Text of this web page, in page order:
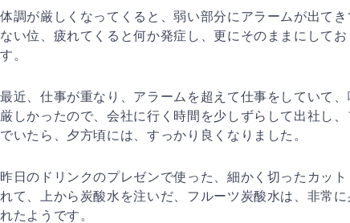
体調が厳しくなってくると、弱い部分にアラームが出てき
ない位、疲れて くると何か発症し、更にそのままにして
す。
最近、仕事が重なり、アラームを超えて仕事をしていて、
厳しかったので 、会社に行く時間を少しずらして出社し
でいたら、夕方頃には、すっか り良くなりました。
昨日のドリンクのプレゼンで使った、細かく切ったカット
れて、上から炭酸水を注いだ、フルーツ炭酸水は、非常
れたようです。